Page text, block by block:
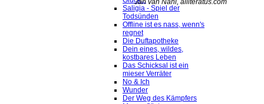
Saligia - Spiel der
Todsünden
Offline ist es nass, wenn's
regnet
Die Duftapotheke
Dein eines, wildes,
kostbares Leben
Das Schicksal ist ein
mieser Verräter
No & Ich
Wunder
Der Weg des Kämpfers
Jan van Nahl, alliteratus.com